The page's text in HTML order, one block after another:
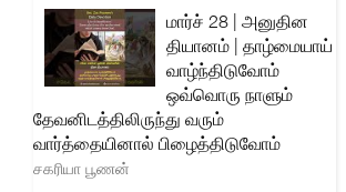
மார்ச் 28 | அனுதின
தியானம் | தாழ்மையாய்
வாழ்ந்திடுவோம்
ஒவ்வொரு நாளும்
தேவனிடத்திலிருந்து வரும்
வார்த்தையினால் பிழைத்திடுவோம்
சகரியா பூணன்